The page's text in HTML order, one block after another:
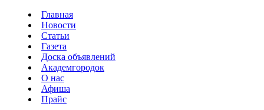
Главная
Новости
Статьи
Газета
Доска объявлений
Академгородок
О нас
Афиша
Прайс